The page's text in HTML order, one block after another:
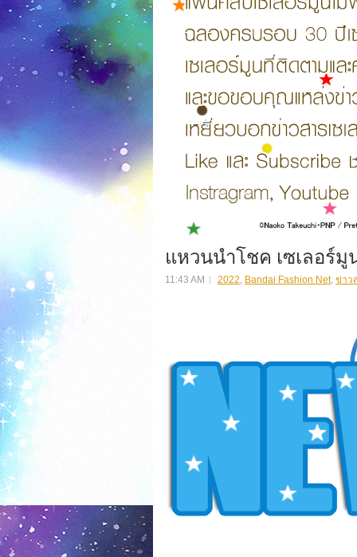
แหวนนำโชค เซเลอร์มู
11:43 AM 2022, Bandai Fashion Net, ข่าว